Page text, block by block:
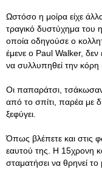
Ωστόσο η μοίρα είχε
τραγικό δυστύχημα του
οποία οδηγούσε ο
έμενε ο Paul Walker, δεν
να συλλυπηθεί την κόρη
Οι παπαράτσι,
από το σπίτι, παρέα με
ξεφύγει.
Όπως βλέπετε και στις
εαυτού της. Η 15χρονη
σταματήσει να θρηνεί